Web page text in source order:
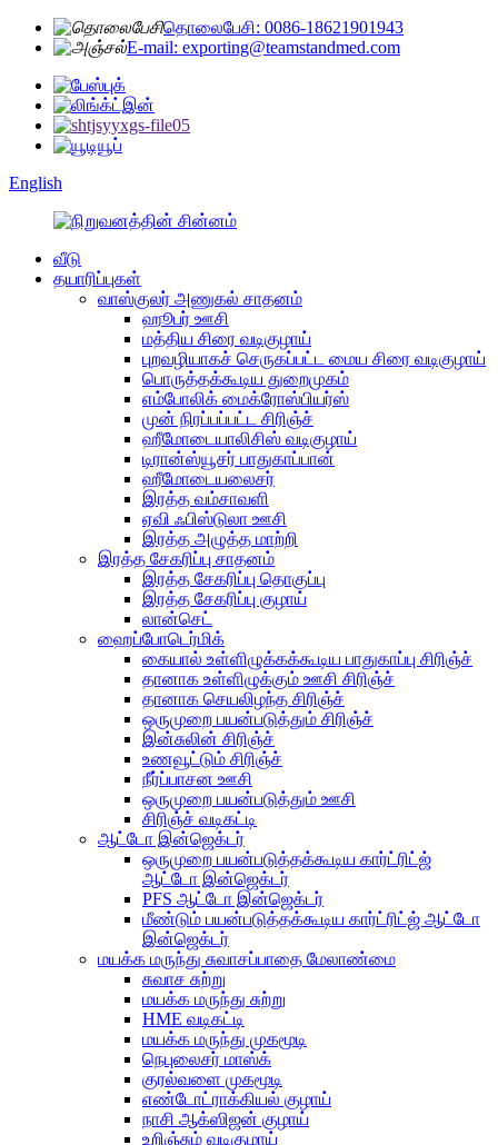
தொலைபேசி: 0086-18621901943
E-mail: exporting@teamstandmed.com
English
வீடு
தயாரிப்புகள்
வாஸ்குலர் அணுகல் சாதனம்
ஹூபர் ஊசி
மத்திய சிரை வடிகுழாய்
புறவழியாகச் செருகப்பட்ட மைய சிரை வடிகுழாய்
பொருத்தக்கூடிய துறைமுகம்
எம்போலிக் மைக்ரோஸ்பியர்ஸ்
முன் நிரப்பப்பட்ட சிரிஞ்ச்
ஹீமோடையாலிசிஸ் வடிகுழாய்
டிரான்ஸ்யூசர் பாதுகாப்பான்
ஹீமோடையலைசர்
இரத்த வம்சாவளி
ஏவி ஃபிஸ்டுலா ஊசி
இரத்த அழுத்த மாற்றி
இரத்த சேகரிப்பு சாதனம்
இரத்த சேகரிப்பு தொகுப்பு
இரத்த சேகரிப்பு குழாய்
லான்செட்
ஹைப்போடெர்மிக்
கையால் உள்ளிழுக்கக்கூடிய பாதுகாப்பு சிரிஞ்ச்
தானாக உள்ளிழுக்கும் ஊசி சிரிஞ்ச்
தானாக செயலிழந்த சிரிஞ்ச்
ஒருமுறை பயன்படுத்தும் சிரிஞ்ச்
இன்சுலின் சிரிஞ்ச்
உணவூட்டும் சிரிஞ்ச்
நீர்ப்பாசன ஊசி
ஒருமுறை பயன்படுத்தும் ஊசி
சிரிஞ்ச் வடிகட்டி
ஆட்டோ இன்ஜெக்டர்
ஒருமுறை பயன்படுத்தக்கூடிய கார்ட்ரிட்ஜ்
ஆட்டோ இன்ஜெக்டர்
PFS ஆட்டோ இன்ஜெக்டர்
மீண்டும் பயன்படுத்தக்கூடிய கார்ட்ரிட்ஜ் ஆட்டோ
இன்ஜெக்டர்
மயக்க மருந்து சுவாசப்பாதை மேலாண்மை
சுவாச சுற்று
மயக்க மருந்து சுற்று
HME வடிகட்டி
மயக்க மருந்து முகமூடி
நெபுலைசர் மாஸ்க்
குரல்வளை முகமூடி
எண்டோட்ராக்கியல் குழாய்
நாசி ஆக்ஸிஜன் குழாய்
உறிஞ்சும் வடிகுழாய்